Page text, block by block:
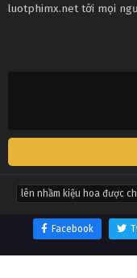
luotphimx.net tới mọi
lên nhầm kiệu hoa được
Facebook